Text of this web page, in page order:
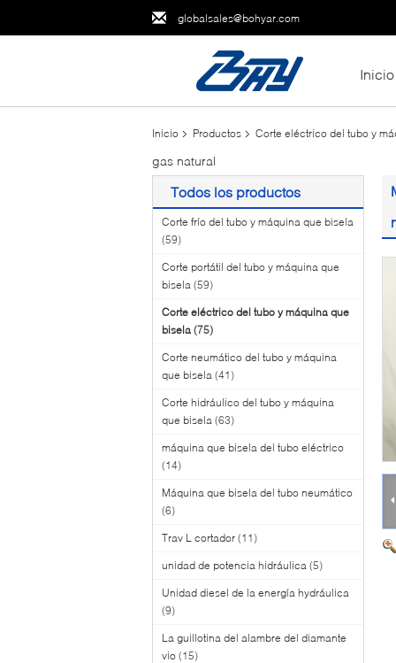
globalsales@bohyar.com
Inicio
Inicio Productos Corte eléctrico del tubo y
gas natural
Todos los productos
Corte frío del tubo y máquina que bisela
(59)
Corte portátil del tubo y máquina que
bisela (59)
Corte eléctrico del tubo y máquina que
bisela (75)
Corte neumático del tubo y máquina
que bisela (41)
Corte hidráulico del tubo y máquina
que bisela (63)
máquina que bisela del tubo eléctrico
(14)
Máquina que bisela del tubo neumático
(6)
Trav L cortador (11)
unidad de potencia hidráulica (5)
Unidad diesel de la energía hydráulica
(9)
La guillotina del alambre del diamante
vio (15)